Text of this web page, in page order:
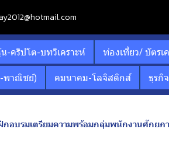
-คริปโต-บทวิเคราะห์ ท่องเที่ยว/ บัตรเ
พาณิชย์) คมนาคม-โลจิสติกส์ ธุรกิ
รมเตรียมความพร้อมกลุ่มพนักงานศักยภาพสูง